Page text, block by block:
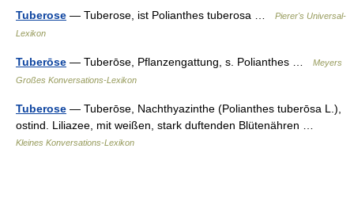
Tuberose — Tuberose, ist Polianthes tuberosa …
Pierer's Universal-
Lexikon
Tuberōse — Tuberōse, Pflanzengattung, s. Polianthes …
Meyers
Großes Konversations-Lexikon
Tuberose — Tuberōse, Nachthyazinthe (Polianthes tuberōsa L.),
ostind. Liliazee, mit weißen, stark duftenden Blütenähren …
Kleines Konversations-Lexikon